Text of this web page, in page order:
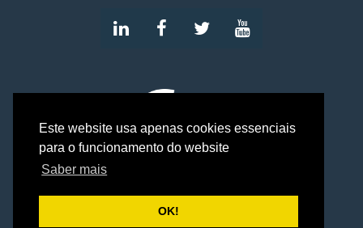
Este website usa apenas cookies essenciais
para o funcionamento do website
Saber mais
OK!